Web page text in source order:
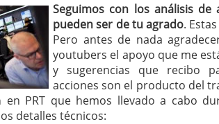
los ETF de Bitcoin noviembre 22,
Kings: empresas que destacan por
12, 2024
RealAdvisor: Una poderosa
septiembre 23, 2024
Seguimos con los análisis de
pueden ser de tu agrado.
Pero antes de nada
youtubers el apoyo que me
y sugerencias que recibo
acciones son el producto del
en PRT que hemos llevado a cabo
detalles técnicos: